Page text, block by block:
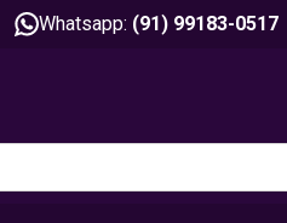
Whatsapp: (91) 99183-0517